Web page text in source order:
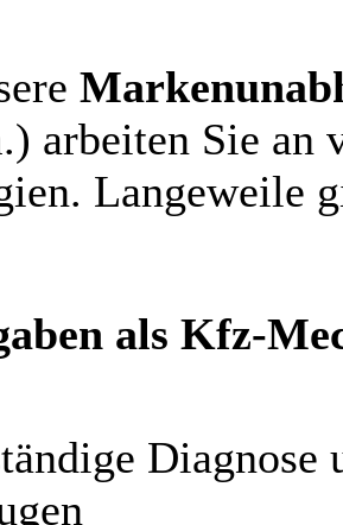
arbeiten Sie an
Langeweile
als Kfz-
Diagnose